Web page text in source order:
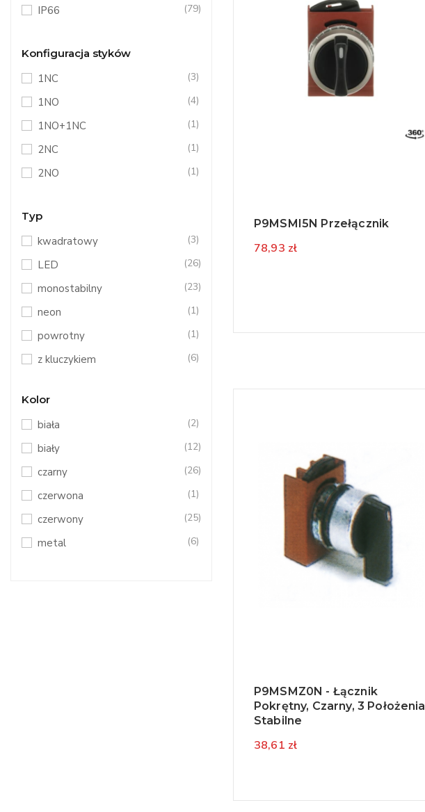
IP66 (79)
Konfiguracja styków
1NC (3)
1NO (4)
1NO+1NC (1)
2NC (1)
2NO (1)
Typ
kwadratowy (3)
LED (26)
monostabilny (23)
neon (1)
powrotny (1)
z kluczykiem (6)
zwolnienie przez obrót
Kolor
biała (2)
biały (12)
czarny (26)
czerwona (1)
czerwony (25)
metal (6)
P9MSMI5N Przełącznik
78,93 zł
P9MSMZ0N - Łącznik
Pokrętny, Czarny, 3 Położenia
Stabilne
38,61 zł